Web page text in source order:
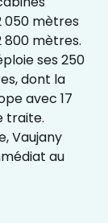
050 mètres
800 mètres.
ses 250
dont la
avec 17
traite.
Vaujany
au